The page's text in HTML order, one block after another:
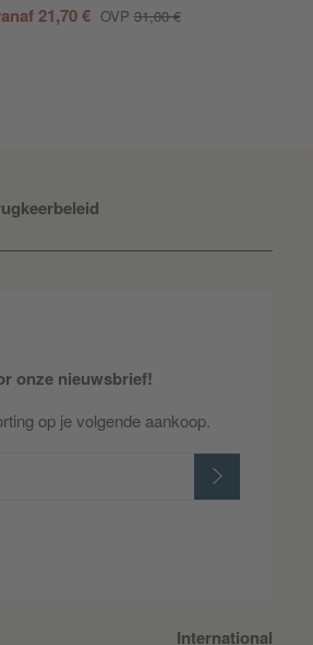
21,70 € OVP31,00 €
onze nieuwsbrief!
op je volgende aankoop.
International